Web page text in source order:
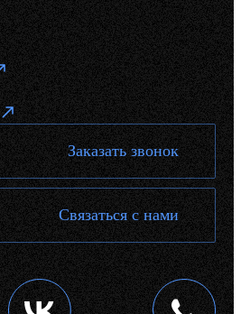
Заказать звонок
Связаться с нами